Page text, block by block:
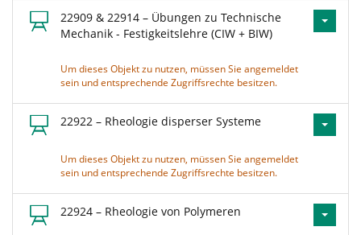
22909 & 22914 – Übungen zu Technische
Mechanik - Festigkeitslehre (CIW + BIW)
Um dieses Objekt zu nutzen, müssen Sie angemeldet
sein und entsprechende Zugriffsrechte besitzen.
22922 – Rheologie disperser Systeme
Um dieses Objekt zu nutzen, müssen Sie angemeldet
sein und entsprechende Zugriffsrechte besitzen.
22924 – Rheologie von Polymeren